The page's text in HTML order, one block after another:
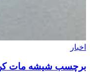
مات کن عرض 150 سانتیمتر – 1.5